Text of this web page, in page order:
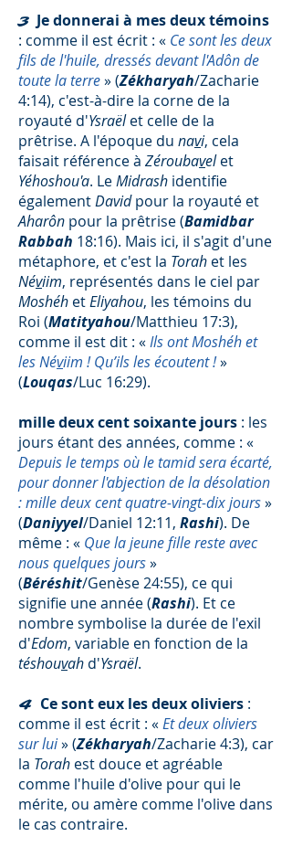
3Je donnerai à mes deux témoins
: comme il est écrit : « Ce sont les deux
fils de l'huile, dressés devant l'Adôn de
toute la terre» (Zékharyah/Zacharie
4:14), c'est-à-dire la corne de la
royauté d'Ysraëlet celle de la
prêtrise. A l'époque du navi, cela
faisait référence à Zéroubavelet
Yéhoshou'a. LeMidrash identifie
égalementDavidpour la royauté et
Aharôn pour la prêtrise(Bamidbar
Rabbah 18:16). Mais ici, il s'agit d'une
métaphore, et c'est la Torah et les
Néviim, représentés dans le ciel par
Moshéh etEliyahou, les témoins du
Roi (Matityahou/Matthieu 17:3),
comme il est dit : «Ils ont Moshéh et
les Néviim ! Qu’ils les écoutent !»
(Louqas/Luc 16:29).
mille deux cent soixante jours : les
jours étant des années, comme : «
Depuis le temps où le tamid sera écarté,
pour donner l'abjection de la désolation
: mille deux cent quatre-vingt-dix jours»
(Daniyyel/Daniel 12:11, Rashi). De
même : « Que la jeune fille reste avec
nous quelques jours»
(Béréshit/Genèse 24:55), ce qui
signifie une année (Rashi). Et ce
nombre symbolise la durée de l'exil
d'Edom, variable en fonction de la
téshouvah d'Ysraël.
4 Ce sont eux les deux oliviers :
comme il est écrit : «Et deux oliviers
sur lui» (Zékharyah/Zacharie 4:3), car
la Torah est douce et agréable
comme l'huile d'olive pour qui le
mérite, ou amère comme l'olive dans
le cas contraire.